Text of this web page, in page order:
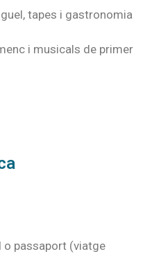
tapes i gastronomia
i musicals de primer
o passaport (viatge